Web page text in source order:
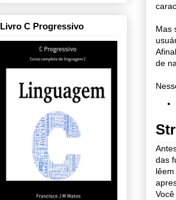
Mas
de
das
Livro C Progressivo